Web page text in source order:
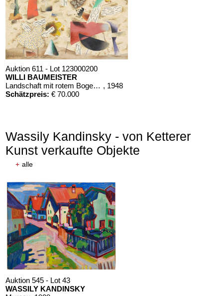
Auktion 611 - Lot 123000200
WILLI BAUMEISTER
Landschaft mit rotem Bogen (Sommerfest) , 1948
Schätzpreis: € 70.000
Auktion 610 - Lot 426000268
MARC CHAGALL
Schätzpreis:€ 3.000
Wassily Kandinsky - von Ketterer
Kunst verkaufte Objekte
+ alle
Auktion 545 - Lot 43
WASSILY KANDINSKY